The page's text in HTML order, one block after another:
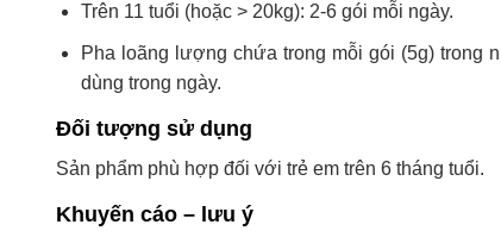
Trên 11 tuổi (hoặc > 20kg): 2-6 gói mỗi ngày.
Pha loãng lượng chứa trong mỗi gói (5g) trong
dùng trong ngày.
Đối tượng sử dụng
Sản phẩm phù hợp đối với trẻ em trên 6 tháng tuổi.
Khuyến cáo – lưu ý